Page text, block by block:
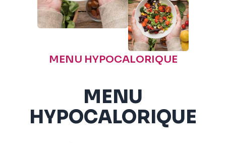
MENU HYPOCALORIQUE
MENU
HYPOCALORIQUE